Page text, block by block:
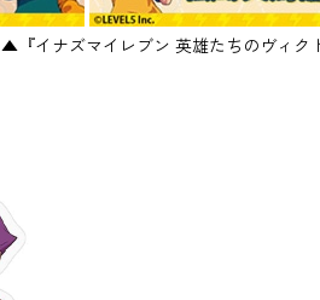
▲『イナズマイレブン 英雄たちのヴィク